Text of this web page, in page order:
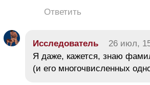
Ответить
Исследователь 26 июл,
Я даже, кажется, знаю
(и его многочвисленных